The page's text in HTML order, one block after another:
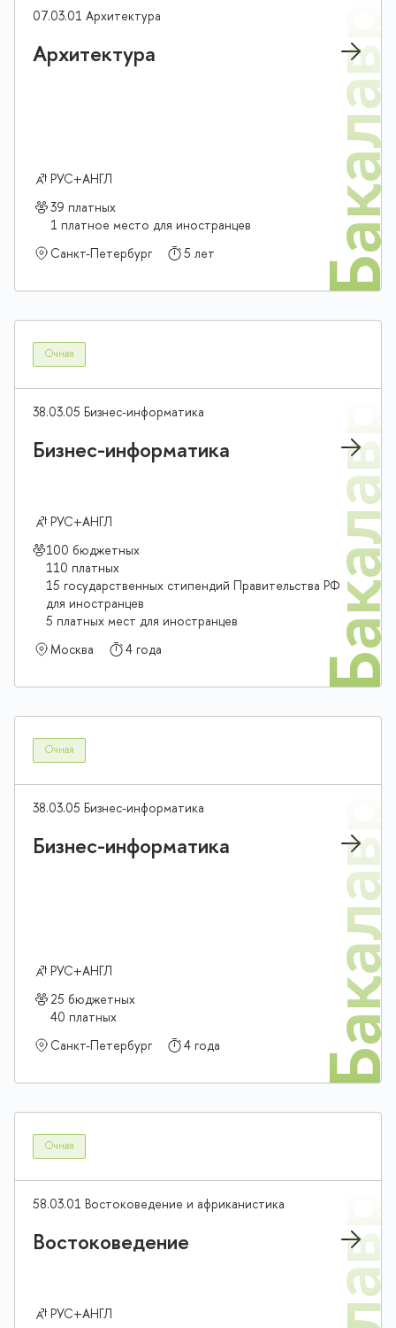
07.03.01 Архитектура
Архитектура
РУС+АНГЛ
39 платных
1 платное место для иностранцев
Санкт-Петербург
5 лет
Очная
38.03.05 Бизнес-информатика
Бизнес-информатика
РУС+АНГЛ
100 бюджетных
110 платных
15 государственных стипендий Правительства РФ
для иностранцев
5 платных мест для иностранцев
Москва
4 года
Очная
38.03.05 Бизнес-информатика
Бизнес-информатика
РУС+АНГЛ
25 бюджетных
40 платных
Санкт-Петербург
4 года
Очная
58.03.01 Востоковедение и африканистика
Востоковедение
РУС+АНГЛ